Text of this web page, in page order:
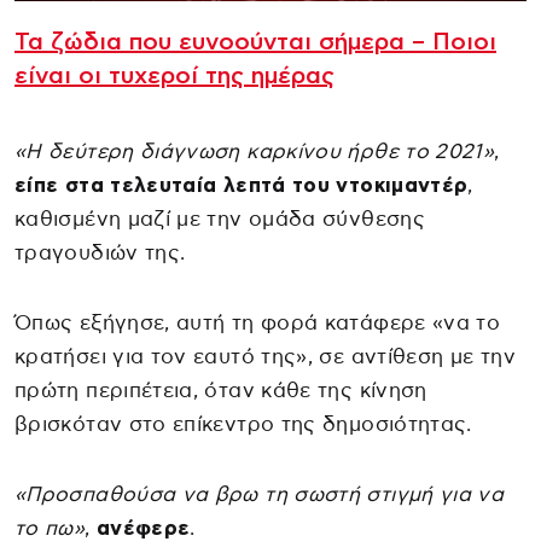
Τα ζώδια που ευνοούνται σήμερα – Ποιοι
είναι οι τυχεροί της ημέρας
«Η δεύτερη διάγνωση καρκίνου ήρθε το 2021»,
είπε στα τελευταία λεπτά του ντοκιμαντέρ,
καθισμένη μαζί με την ομάδα σύνθεσης
τραγουδιών της.
Όπως εξήγησε, αυτή τη φορά κατάφερε «να το
κρατήσει για τον εαυτό της», σε αντίθεση με την
πρώτη περιπέτεια, όταν κάθε της κίνηση
βρισκόταν στο επίκεντρο της δημοσιότητας.
«Προσπαθούσα να βρω τη σωστή στιγμή για να
το πω», ανέφερε.